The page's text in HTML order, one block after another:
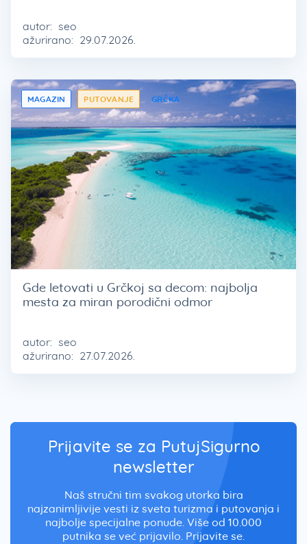
autor: seo
ažurirano: 29.07.2026.
MAGAZIN PUTOVANJE GRČKA
Gde letovati u Grčkoj sa decom: najbolja
mesta za miran porodični odmor
autor: seo
ažurirano: 27.07.2026.
Prijavite se za PutujSigurno
newsletter
Naš stručni tim svakog utorka bira
najzanimljivije vesti iz sveta turizma i putovanja i
najbolje specijalne ponude. Više od 10.000
putnika se već prijavilo. Prijavite se.